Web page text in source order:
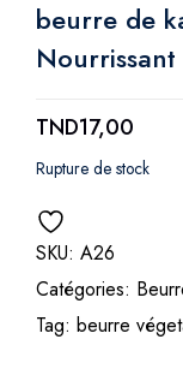
beurre de
Nourrissant
TND17,00
Rupture de stock
SKU: A26
Catégories:
Tag: beurre